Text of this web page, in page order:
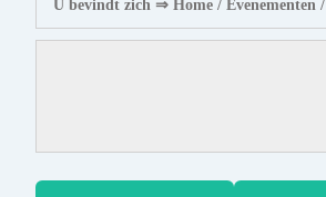
U bevindt zich ⇒ Home / Evenementen /